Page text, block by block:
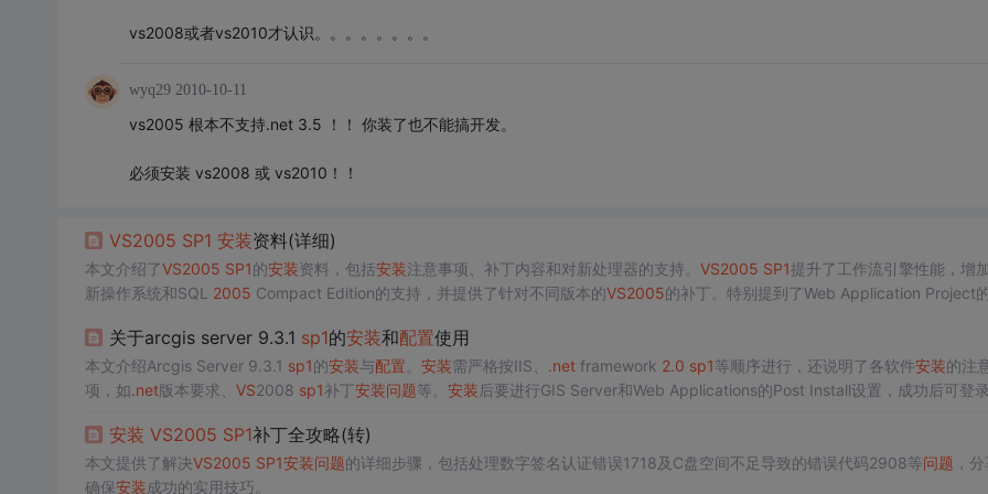
vs2008或者vs2010才认识。。。。。。。。
wyq29 2010-10-11
vs2005 根本不支持.net 3.5 ！！ 你装了也不能搞开发。
必须安装 vs2008 或 vs2010！！
VS2005 SP1 安装资料(详细)
本文介绍了VS2005 SP1的安装资料，包括安装注意事项、补丁内容和对新处理器的支持。 VS2005 SP1提升了工作流引擎性能，增
新操作系统和SQL 2005 Compact Edition的支持，并提供了针对不同版本的VS2005的补丁。特别提到了Web Application Project
关于arcgis server 9.3.1 sp1的安装和配置使用
本文介绍Arcgis Server 9.3.1 sp1的安装与配置 安装需严格按IIS、 .netframework 2.0 sp1等顺序进行，还说明了各软件安装的注
项，如.net版本要求、 VS2008 sp1补丁安装问题等。 安装后要进行GIS Server和Web Applications的Post Install设置，成功后可登
安装 VS2005 SP1补丁全攻略(转)
本文提供了解决VS2005 SP1安装问题的详细步骤，包括处理数字签名认证错误1718及C盘空间不足导致的错误代码2908等问题 ，
确保安装成功的实用技巧。